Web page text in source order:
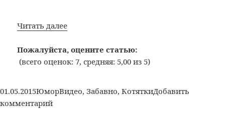
Читать далееОпасный
Пожалуйста, оцените статью:
(всего оценок: 7, средняя: 5,00 из 5)
Опубликовано
01.05.2015Рубрики
ЮморМетки
Видео, Забавно, КотяткиДобавить
комментарийк